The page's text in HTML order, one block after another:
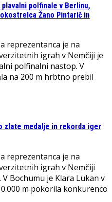
plavalni polfinale v Berlinu,
Žano Pintarič in
reprezentanca je na
igrah v Nemčiji je
polfinalni nastop. V
na 200 m hrbtno prebil
zlate medalje in rekorda iger
reprezentanca je na
igrah v Nemčiji
Bochumu je Klara Lukan v
m pokorila konkurenco